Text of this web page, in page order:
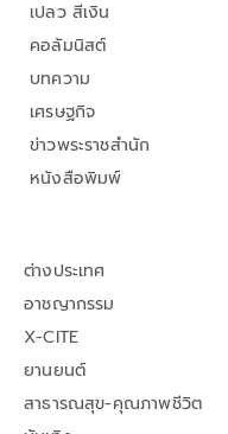
เปลว สีเงิน
คอลัมนิสต์
บทความ
เศรษฐกิจ
ข่าวพระราชสำนัก
หนังสือพิมพ์
ต่างประเทศ
อาชญากรรม
X-CITE
ยานยนต์
สาธารณสุข-คุณภาพชีวิต